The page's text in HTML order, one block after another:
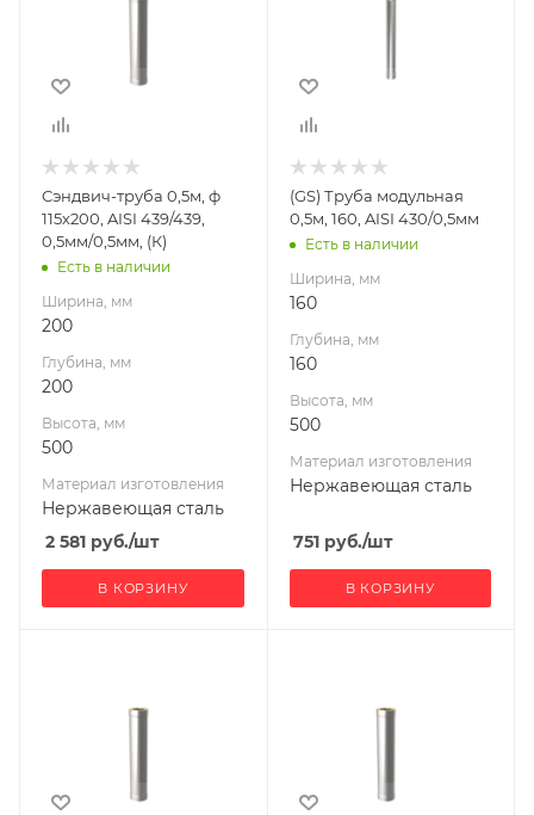
500
Материал
Нержавеющая
сталь
Производитель
УМК
Сэндвич-труба 0,5м, ф
115х200, AISI 439/439,
0,5мм/0,5мм, (К)
Есть в наличии
Ширина, мм
200
Глубина, мм
200
Высота, мм
500
Материал изготовления
Нержавеющая сталь
2 581 руб./шт
В КОРЗИНУ
500
Материал
Нержавеющая
сталь
Производитель
(GS) Труба модульная
0,5м, 160, AISI 430/0,5мм
Есть в наличии
Ширина, мм
160
Глубина, мм
160
Высота, мм
500
Материал изготовления
Нержавеющая сталь
751руб./шт
В КОРЗИНУ
1000 1000